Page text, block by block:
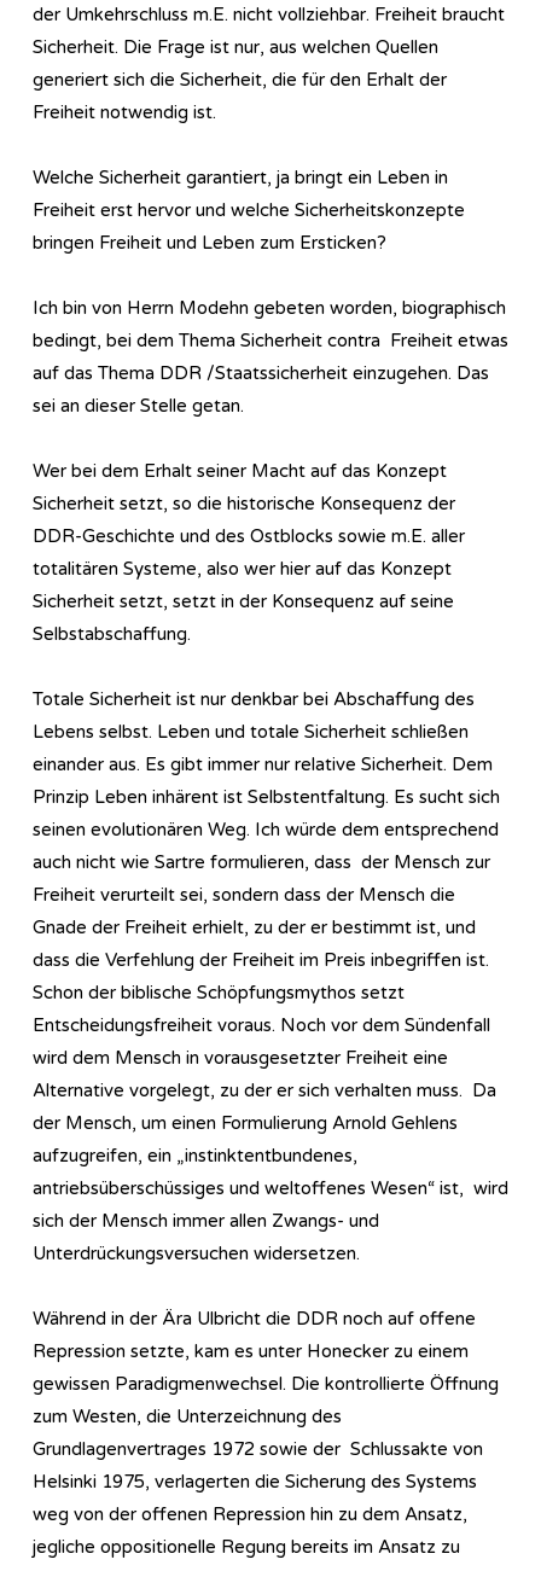
der Umkehrschluss m.E. nicht vollziehbar. Freiheit braucht
Sicherheit. Die Frage ist nur, aus welchen Quellen
generiert sich die Sicherheit, die für den Erhalt der
Freiheit notwendig ist.
Welche Sicherheit garantiert, ja bringt ein Leben in
Freiheit erst hervor und welche Sicherheitskonzepte
bringen Freiheit und Leben zum Ersticken?
Ich bin von Herrn Modehn gebeten worden, biographisch
bedingt, bei dem Thema Sicherheit contra Freiheit etwas
auf das Thema DDR /Staatssicherheit einzugehen. Das
sei an dieser Stelle getan.
Wer bei dem Erhalt seiner Macht auf das Konzept
Sicherheit setzt, so die historische Konsequenz der
DDR-Geschichte und des Ostblocks sowie m.E. aller
totalitären Systeme, also wer hier auf das Konzept
Sicherheit setzt, setzt in der Konsequenz auf seine
Selbstabschaffung.
Totale Sicherheit ist nur denkbar bei Abschaffung des
Lebens selbst. Leben und totale Sicherheit schließen
einander aus. Es gibt immer nur relative Sicherheit. Dem
Prinzip Leben inhärent ist Selbstentfaltung. Es sucht sich
seinen evolutionären Weg. Ich würde dem entsprechend
auch nicht wie Sartre formulieren, dass der Mensch zur
Freiheit verurteilt sei, sondern dass der Mensch die
Gnade der Freiheit erhielt, zu der er bestimmt ist, und
dass die Verfehlung der Freiheit im Preis inbegriffen ist.
Schon der biblische Schöpfungsmythos setzt
Entscheidungsfreiheit voraus. Noch vor dem Sündenfall
wird dem Mensch in vorausgesetzter Freiheit eine
Alternative vorgelegt, zu der er sich verhalten muss. Da
der Mensch, um einen Formulierung Arnold Gehlens
aufzugreifen, ein „instinktentbundenes,
antriebsüberschüssiges und weltoffenes Wesen“ ist, wird
sich der Mensch immer allen Zwangs- und
Unterdrückungsversuchen widersetzen.
Während in der Ära Ulbricht die DDR noch auf offene
Repression setzte, kam es unter Honecker zu einem
gewissen Paradigmenwechsel. Die kontrollierte Öffnung
zum Westen, die Unterzeichnung des
Grundlagenvertrages 1972 sowie der Schlussakte von
Helsinki 1975, verlagerten die Sicherung des Systems
weg von der offenen Repression hin zu dem Ansatz,
jegliche oppositionelle Regung bereits im Ansatz zu